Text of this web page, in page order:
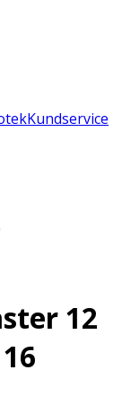
Kundservice
12